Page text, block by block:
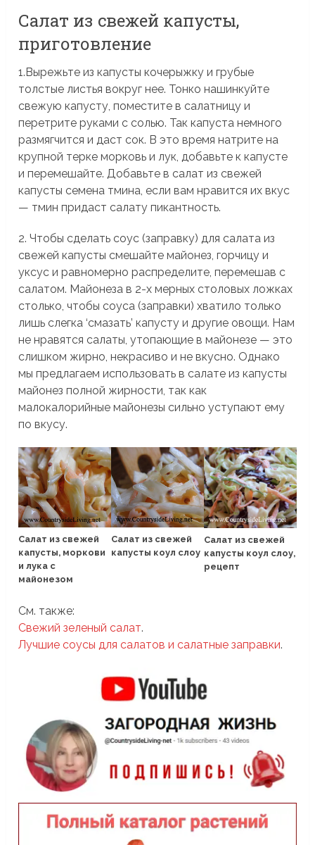
Салат из свежей капусты,
приготовление
1.Вырежьте из капусты кочерыжку и грубые
толстые листья вокруг нее. Тонко нашинкуйте
свежую капусту, поместите в салатницу и
перетрите руками с солью. Так капуста немного
размягчится и даст сок. В это время натрите на
крупной терке морковь и лук, добавьте к капусте
и перемешайте. Добавьте в салат из свежей
капусты семена тмина, если вам нравится их вкус
— тмин придаст салату пикантность.
2. Чтобы сделать соус (заправку) для салата из
свежей капусты смешайте майонез, горчицу и
уксус и равномерно распределите, перемешав с
салатом. Майонеза в 2-х мерных столовых ложках
столько, чтобы соуса (заправки) хватило только
лишь слегка ‘смазать’ капусту и другие овощи. Нам
не нравятся салаты, утопающие в майонезе — это
слишком жирно, некрасиво и не вкусно. Однако
мы предлагаем использовать в салате из капусты
майонез полной жирности, так как
малокалорийные майонезы сильно уступают ему
по вкусу.
Салат из свежей
капусты, моркови
и лука с
майонезом
Салат из свежей
капусты коул слоу
Салат из свежей
капусты коул слоу,
рецепт
См. также:
Свежий зеленый салат.
Лучшие соусы для салатов и салатные заправки.